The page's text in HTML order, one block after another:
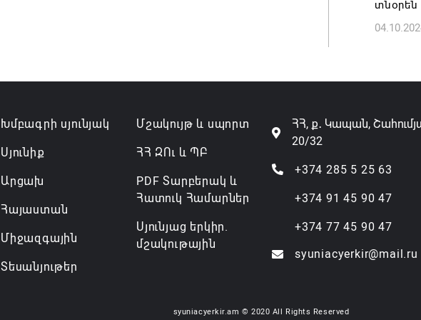
տնօրեն
Խմբագրի սյունյակ
Սյունիք
Արցախ
Հայաստան
Միջազգային
Տեսանյութեր
Մշակույթ և սպորտ
ՀՀ ԶՈւ և ՊԲ
PDF Տարբերակ և
Հատուկ Համարներ
Սյունյաց երկիր.
մշակութային
ՀՀ, ք․ Կապան,
20/32
+374 285 5 25 63
+374 91 45 90 47
+374 77 45 90 47
syuniacyerkir@mail.ru
syuniacyerkir.am © 2020 All Rights Reserved